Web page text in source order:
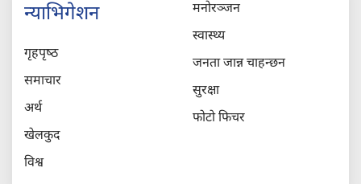
न्याभिगेशन
गृहपृष्‍ठ
समाचार
अर्थ
खेलकुद
विश्व
मनोरञ्जन
स्वास्थ्य
जनता जान्न चाहन्छन
सुरक्षा
फोटो फिचर